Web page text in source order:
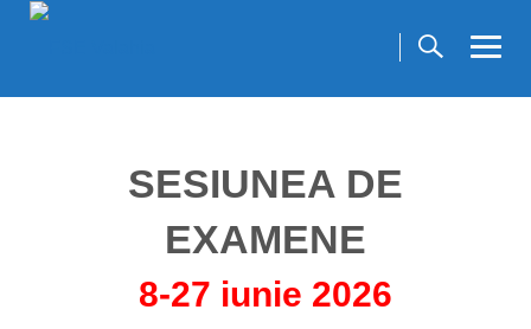
Skip
SESIUNEA DE
EXAMENE
8-27 iunie 2026